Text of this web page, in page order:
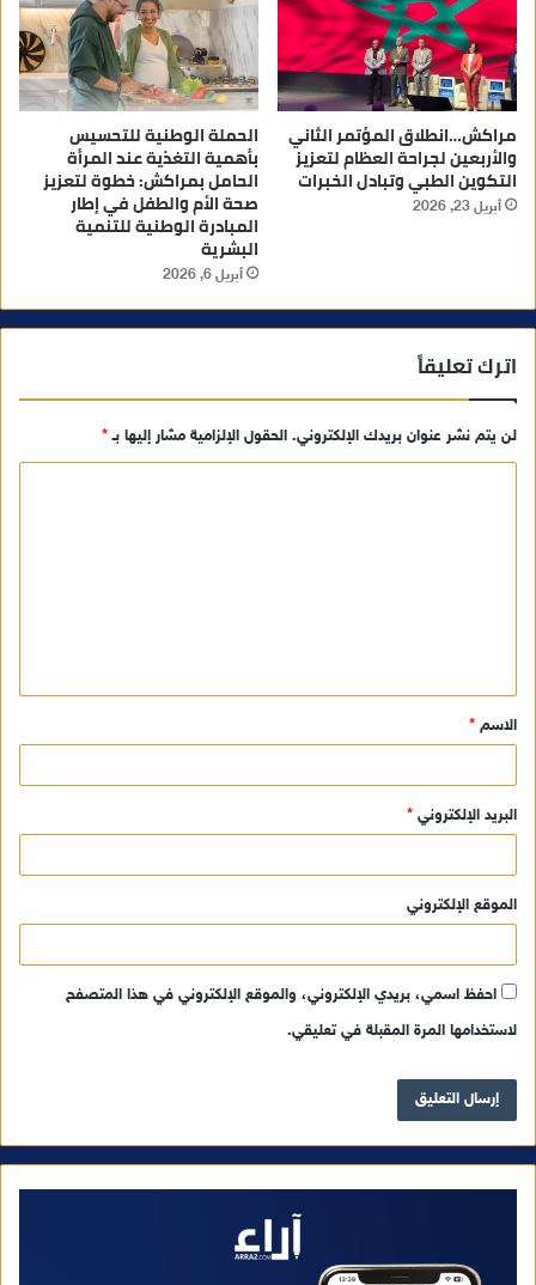
مراكش…انطلاق المؤتمر الثاني
والأربعين لجراحة العظام لتعزيز
التكوين الطبي وتبادل الخبرات
أبريل 23, 2026
الحملة الوطنية للتحسيس
بأهمية التغذية عند المرأة
الحامل بمراكش: خطوة لتعزيز
صحة الأم والطفل في إطار
المبادرة الوطنية للتنمية
البشرية
أبريل 6, 2026
اترك تعليقاً
لن يتم نشر عنوان بريدك الإلكتروني. الحقول الإلزامية مشار إليها بـ*
ق
*
الاسم *
البريد الإلكتروني *
الموقع الإلكتروني
احفظ اسمي، بريدي الإلكتروني، والموقع الإلكتروني في هذا المتصفح
لاستخدامها المرة المقبلة في تعليقي.